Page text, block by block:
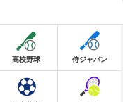
高校野球 侍ジャパン